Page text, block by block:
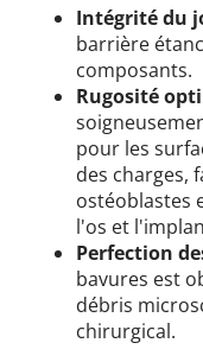
Intégrité du
barrière
composants.
Rugosité
pour les
des charges,
ostéoblastes
l'os et
Perfection
bavures est
débris
chirurgical.